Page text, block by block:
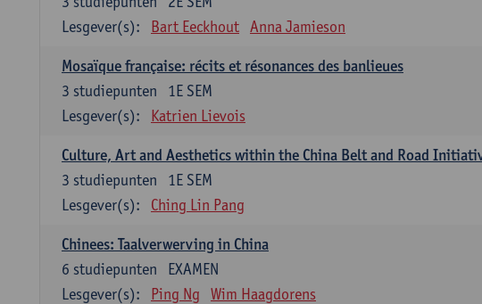
Lesgever(s):
Bart Eeckhout Anna Jamieson
Mosaïque française: récits et résonances des banlieues
1E SEM
3 studiepunten
Lesgever(s):
Katrien Lievois
Culture, Art and Aesthetics within the China Belt and Road
1E SEM
3 studiepunten
Lesgever(s):
Ching Lin Pang
Chinees: Taalverwerving in China
EXAMEN
6 studiepunten
Lesgever(s):
Ping Ng Wim Haagdorens